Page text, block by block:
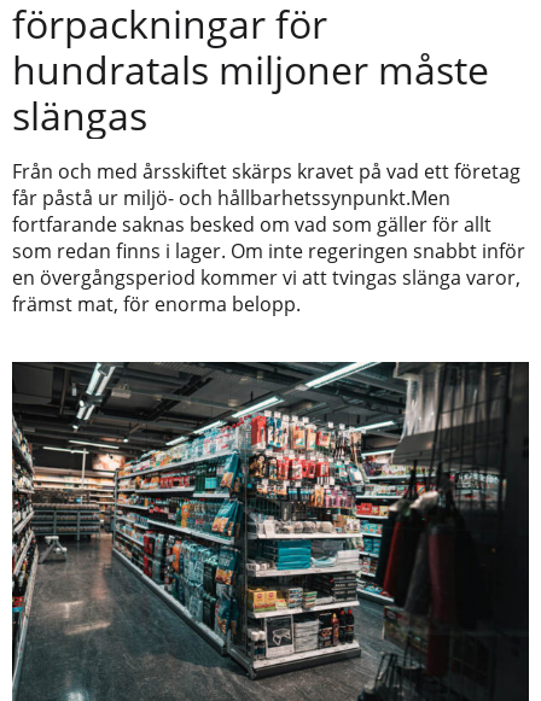
förpackningar för
hundratals miljoner måste
slängas
Från och med årsskiftet skärps kravet på vad ett företag
får påstå ur miljö- och hållbarhetssynpunkt.Men
fortfarande saknas besked om vad som gäller för allt
som redan finns i lager. Om inte regeringen snabbt inför
en övergångsperiod kommer vi att tvingas slänga varor,
främst mat, för enorma belopp.